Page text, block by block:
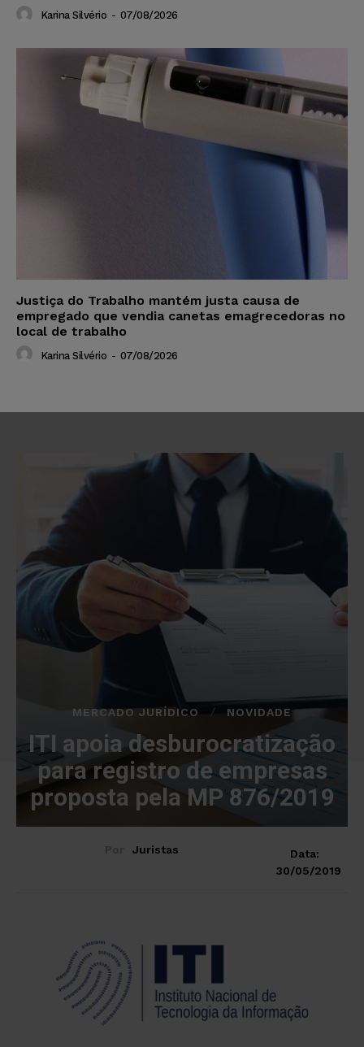
Karina Silvério - 07/08/2026
Justiça do Trabalho mantém justa causa de
empregado que vendia canetas emagrecedoras no
local de trabalho
Karina Silvério - 07/08/2026